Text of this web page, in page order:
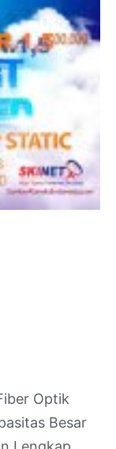
Optik
Besar